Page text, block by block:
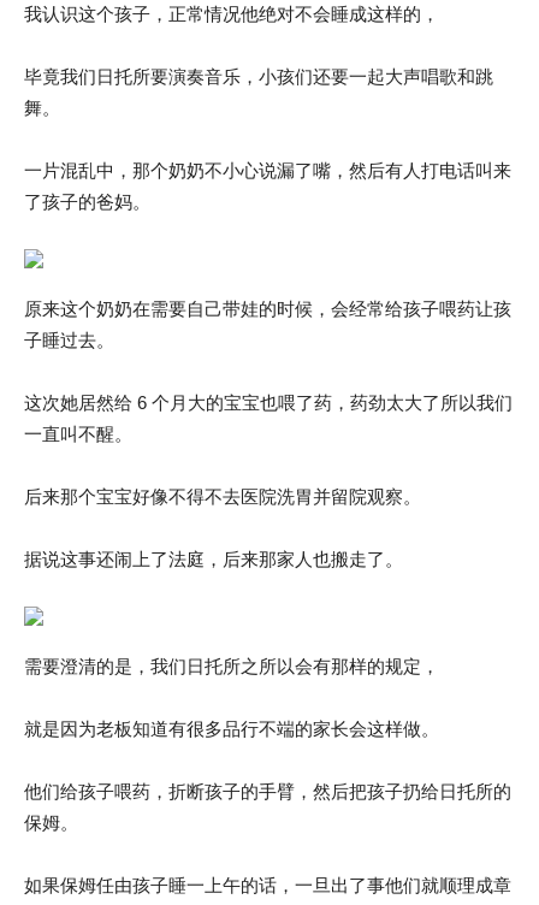
我认识这个孩子，正常情况他绝对不会睡成这样的，
毕竟我们日托所要演奏音乐，小孩们还要一起大声唱歌和跳
舞。
一片混乱中，那个奶奶不小心说漏了嘴，然后有人打电话叫来
了孩子的爸妈。
原来这个奶奶在需要自己带娃的时候，会经常给孩子喂药让孩
子睡过去。
这次她居然给 6 个月大的宝宝也喂了药，药劲太大了所以我们
一直叫不醒。
后来那个宝宝好像不得不去医院洗胃并留院观察。
据说这事还闹上了法庭，后来那家人也搬走了。
需要澄清的是，我们日托所之所以会有那样的规定，
就是因为老板知道有很多品行不端的家长会这样做。
他们给孩子喂药，折断孩子的手臂，然后把孩子扔给日托所的
保姆。
如果保姆任由孩子睡一上午的话，一旦出了事他们就顺理成章